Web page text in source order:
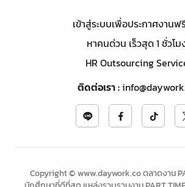
เข้าสู่ระบบเพื่อประกาศงานฟ
หาคนด่วน เร็วสุด 1 ชั่วโม
HR Outsourcing
ติดต่อเรา:
Copyright © www.daywork.co ตลาดงาน